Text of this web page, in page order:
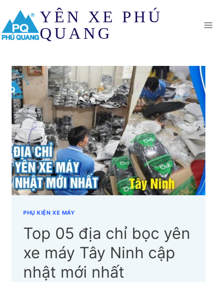
content
YÊN XE PHÚ
QUANG
PHỤ KIỆN XE MÁY
Top 05 địa chỉ bọc yên
xe máy Tây Ninh cập
nhật mới nhất